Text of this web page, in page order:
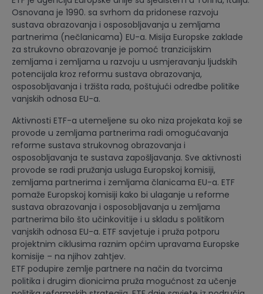
Osnovana je 1990. sa svrhom da pridonese razvoju
sustava obrazovanja i osposobljavanja u zemljama
partnerima (nečlanicama) EU-a. Misija Europske zaklade
za strukovno obrazovanje je pomoć tranzicijskim
zemljama i zemljama u razvoju u usmjeravanju ljudskih
potencijala kroz reformu sustava obrazovanja,
osposobljavanja i tržišta rada, poštujući odredbe politike
vanjskih odnosa EU-a.
Aktivnosti ETF-a utemeljene su oko niza projekata koji se
provode u zemljama partnerima radi omogućavanja
reforme sustava strukovnog obrazovanja i
osposobljavanja te sustava zapošljavanja. Sve aktivnosti
provode se radi pružanja usluga Europskoj komisiji,
zemljama partnerima i zemljama članicama EU-a. ETF
pomaže Europskoj komisiji kako bi ulaganje u reforme
sustava obrazovanja i osposobljavanja u zemljama
partnerima bilo što učinkovitije i u skladu s politikom
vanjskih odnosa EU-a. ETF savjetuje i pruža potporu
projektnim ciklusima raznim općim upravama Europske
komisije – na njihov zahtjev.
ETF podupire zemlje partnere na način da tvorcima
politika i drugim dionicima pruža mogućnost za učenje